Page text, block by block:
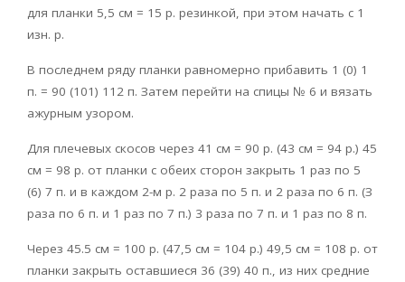
для планки 5,5 см = 15 р. резинкой, при этом начать с 1
изн. р.
В последнем ряду планки равномерно прибавить 1 (0) 1
п. = 90 (101) 112 п. Затем перейти на спицы № 6 и вязать
ажурным узором.
Для плечевых скосов через 41 см = 90 р. (43 см = 94 р.) 45
см = 98 р. от планки с обеих сторон закрыть 1 раз по 5
(6) 7 п. и в каждом 2-м р. 2 раза по 5 п. и 2 раза по 6 п. (З
раза по 6 п. и 1 раз по 7 п.) 3 раза по 7 п. и 1 раз по 8 п.
Через 45.5 см = 100 р. (47,5 см = 104 р.) 49,5 см = 108 р. от
планки закрыть оставшиеся 36 (39) 40 п., из них средние